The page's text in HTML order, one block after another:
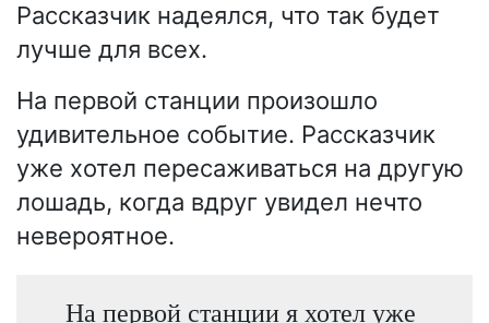
Рассказчик надеялся, что так будет
лучше для всех.
На первой станции произошло
удивительное событие. Рассказчик
уже хотел пересаживаться на другую
лошадь, когда вдруг увидел нечто
невероятное.
На первой станции я хотел уже